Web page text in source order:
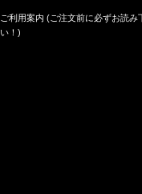
ご利用案内 (ご注文前に必ずお読み
い！)